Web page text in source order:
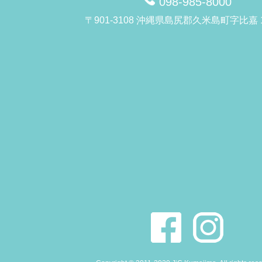
〒901-3108 沖縄県島尻郡久米島町字比嘉